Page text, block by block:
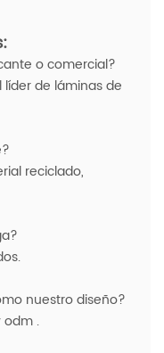
o comercial?
de láminas de
reciclado,
nuestro diseño?
odm .